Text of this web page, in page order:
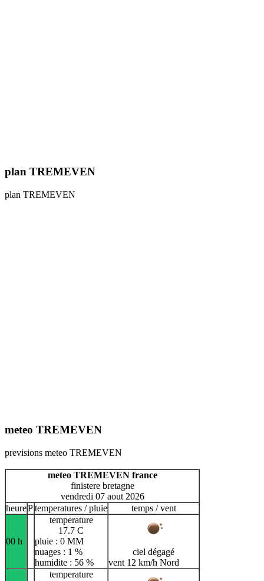
plan TREMEVEN
plan TREMEVEN
meteo TREMEVEN
previsions meteo TREMEVEN
meteo TREMEVEN france
finistere bretagne
vendredi 07 aout 2026
heurePtemperatures / pluie temps / vent
00 h
temperature
17.7 C
pluie : 0 MM
nuages : 1 %
humidite : 56 %
ciel dégagé
vent 12 km/h Nord
temperature